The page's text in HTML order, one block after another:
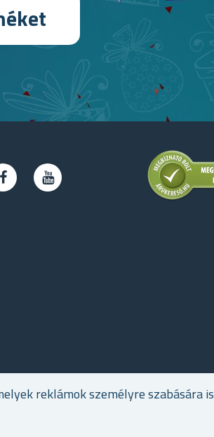
reklámok személyre szabására is